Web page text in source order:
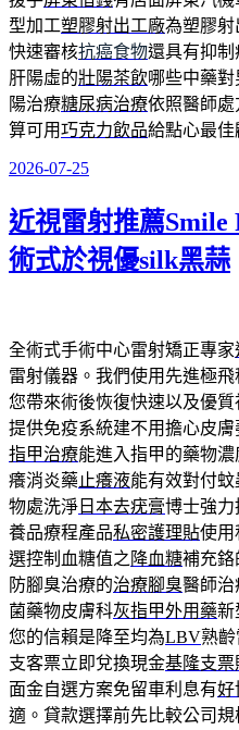
型加工塑膠射出工廠為塑膠射
快速審核抗癌食物還具有抑
肝陽虛的壯陽茶飲哪些中藥
陽治療糖尿病治療依照醫師
算可用巧克力飲品給點心最
發
於
2026-07-25
近視雷射推薦
術式於視優silk黑蒜
全術式手術中心雷射矯正專家
雷射儀器。我們使用先進極
您帶來術後恢復快速以及優
提供免疫系統建不用擔心皮
指甲治療能進入指甲的藥物
癢消炎藥 止癢液能有效對付
物處洗淨 日本去疣膏博士強力
養品療程產品私密護理貼使用
選控制血糖值之 降血糖補充鉻
防腳臭治療的治療腳臭醫師治
菌藥物皮膚科灰指甲外用藥新
您的信賴是降至均為LBV熟
支客票立即兌換現金基隆支票
面金自選方案免留車利息有好
適。貸款選擇前先比較公司規